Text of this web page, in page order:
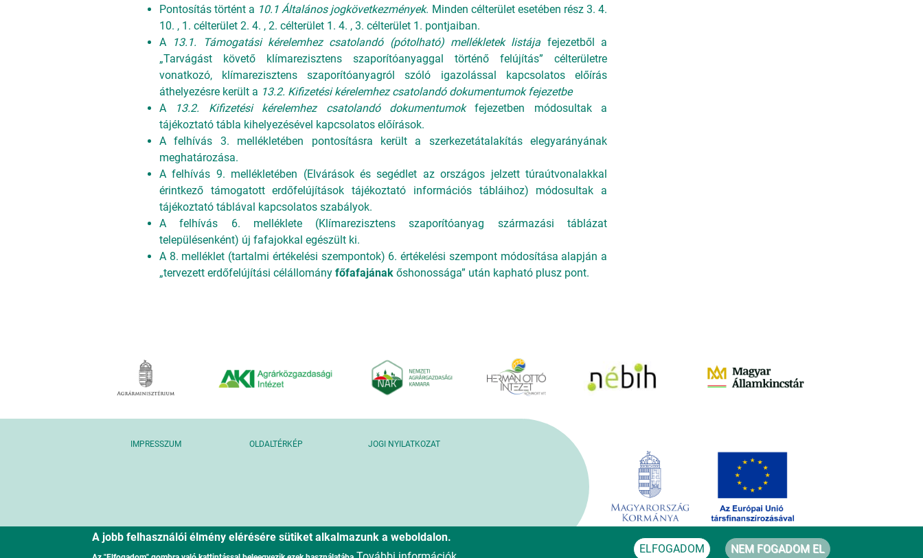
Pontosítás történt a 10.1 Általános jogkövetkezmények. Minden célterület esetében rész 3. 4.
10. , 1. célterület 2. 4. , 2. célterület 1. 4. , 3. célterület 1. pontjaiban.
A
13.1. Támogatási kérelemhez csatolandó (pótolható) mellékletek listája fejezetből a
„Tarvágást követő klímarezisztens szaporítóanyaggal történő felújítás” célterületre
vonatkozó, klímarezisztens szaporítóanyagról szóló igazolással kapcsolatos előírás
áthelyezésre került a 13.2. Kifizetési kérelemhez csatolandó dokumentumok fejezetbe
A
13.2. Kifizetési kérelemhez csatolandó dokumentumokfejezetben módosultak a
tájékoztató tábla kihelyezésével kapcsolatos előírások.
A felhívás 3. mellékletében pontosításra került a szerkezetátalakítás elegyarányának
meghatározása.
A felhívás 9. mellékletében (Elvárások és segédlet az országos jelzett túraútvonalakkal
érintkező támogatott erdőfelújítások tájékoztató információs tábláihoz) módosultak a
tájékoztató táblával kapcsolatos szabályok.
A felhívás 6. melléklete (Klímarezisztens szaporítóanyag származási táblázat
településenként) új fafajokkal egészült ki.
A 8. melléklet (tartalmi értékelési szempontok) 6. értékelési szempont módosítása alapján a
„tervezett erdőfelújítási célállomány főfafajának őshonossága” után kapható plusz pont.
IMPRESSZUM OLDALTÉRKÉP JOGI NYILATKOZAT
A jobb felhasználói élmény elérésére sütiket alkalmazunk a weboldalon.
ELFOGADOM NEM FOGADOM EL